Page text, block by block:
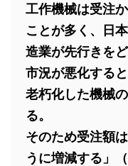
工作機械は受注
ことが多く、日
造業が先行きを
市況が悪化する
老朽化した機械
る。
そのため受注額
うに増減する」